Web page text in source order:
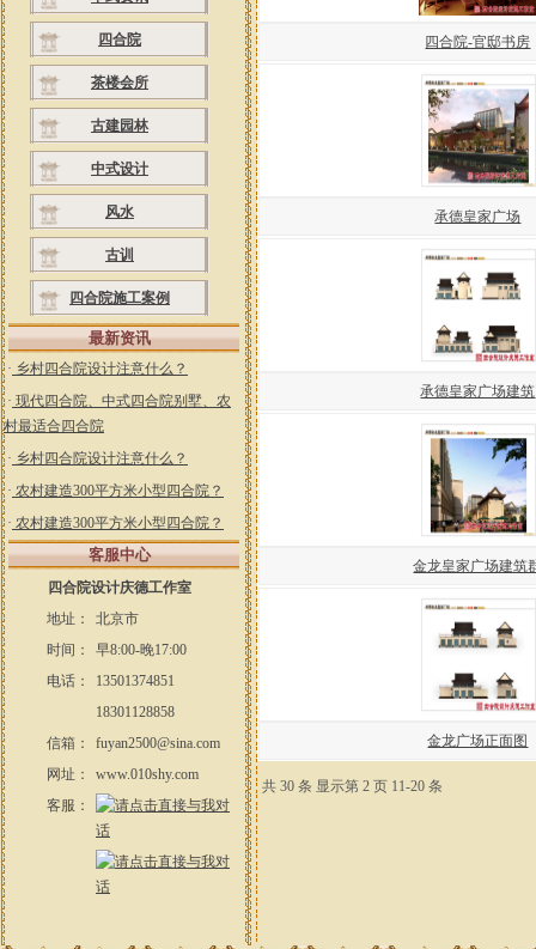
四合院
茶楼会所
古建园林
中式设计
风水
古训
四合院施工案例
最新资讯
· 乡村四合院设计注意什么？
· 现代四合院、中式四合院别墅、农
村最适合四合院
· 乡村四合院设计注意什么？
· 农村建造300平方米小型四合院？
· 农村建造300平方米小型四合院？
客服中心
四合院设计庆德工作室
地址：
北京市
时间：
早8:00-晚17:00
电话：
13501374851
18301128858
信箱：
fuyan2500@sina.com
网址：
www.010shy.com
客服：
四合院-官邸书房
承德皇家广场
承德皇家广场建筑
金龙皇家广场建筑
金龙广场正面图
共 30 条 显示第 2 页 11-20 条